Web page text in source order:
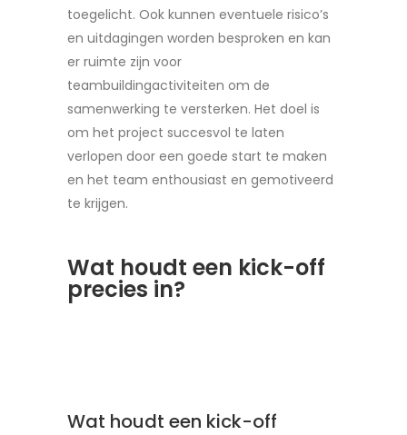
toegelicht. Ook kunnen eventuele risico’s
en uitdagingen worden besproken en kan
er ruimte zijn voor
teambuildingactiviteiten om de
samenwerking te versterken. Het doel is
om het project succesvol te laten
verlopen door een goede start te maken
en het team enthousiast en gemotiveerd
te krijgen.
Wat houdt een kick-off
precies in?
Wat houdt een kick-off